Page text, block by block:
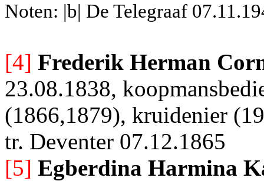
Noten: |b| De Telegraaf
[4] Frederik Herman
23.08.1838,
(1866,1879), kruidenier
tr. Deventer 07.12.1865
[5] Egberdina Harmina